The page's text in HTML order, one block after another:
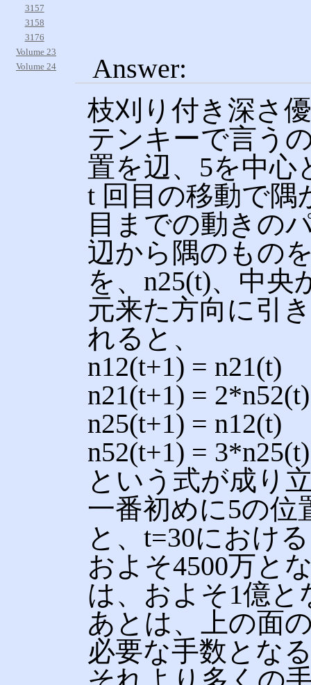
3157
3158
3176
Volume 23
Volume 24
Answer:
枝刈り付き深さ
テンキーで言う
置を辺、5を中心
t 回目の移動で隅
目までの動きの
辺から隅のもの
を、n25(t)、中央
元来た方向に引
れると、
n12(t+1) = n21(t)
n21(t+1) =
n25(t+1) = n12(t)
n52(t+1) = 3*n25(t)
という式が成り
一番初めに5の
と、t=30におけ
およそ4500万と
は、およそ1億と
あとは、上の面
必要な手数とな